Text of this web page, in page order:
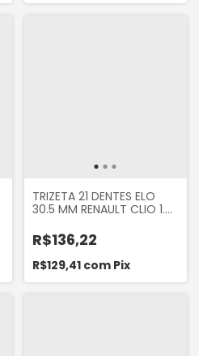
TRIZETA 21 DENTES ELO
30.5 MM RENAULT CLIO 1.0
SANDERO 2007... FIAT 500
1.4 2010 A 2015
R$136,22
R$129,41 com Pix